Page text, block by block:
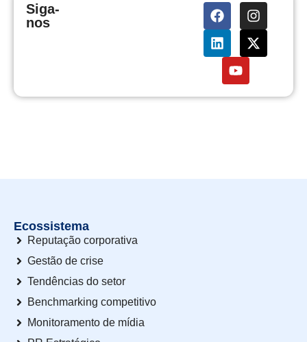
Siga-
nos
Ecossistema
Reputação corporativa
Gestão de crise
Tendências do setor
Benchmarking competitivo
Monitoramento de mídia